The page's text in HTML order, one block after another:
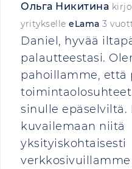
Ольга Никитина
yritykselle eLama 3
Daniel, hyvää
palautteestasi.
pahoillamme, että
sinulle epäselviltä.
kuvailemaan niitä
yksityiskohtaisesti